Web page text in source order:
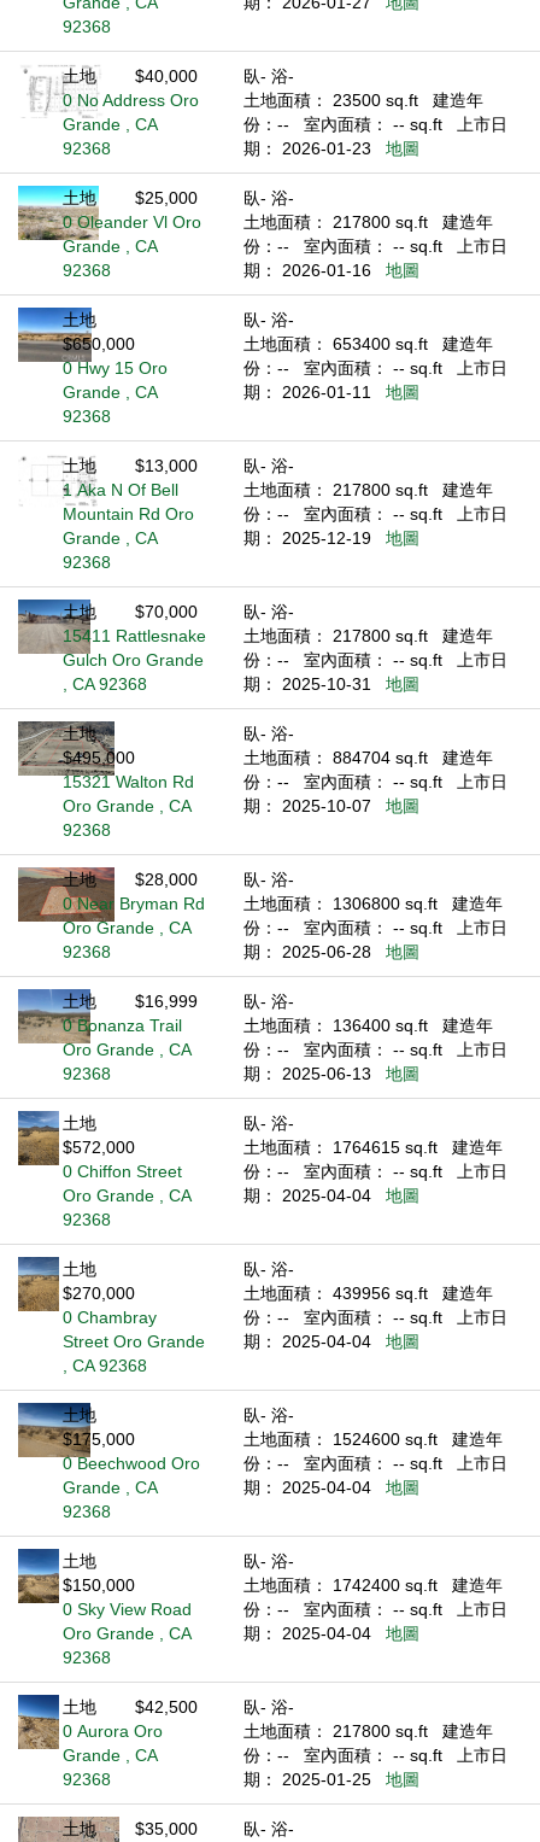
92368
土地
$40,000
0 No Address Oro
Grande , CA
92368
臥- 浴-
土地面積： 23500 sq.ft
建造年
份：--
室內面積： -- sq.ft
上市日
期： 2026-01-23
地圖
土地
$25,000
0 Oleander Vl Oro
Grande , CA
92368
臥- 浴-
土地面積： 217800 sq.ft
建造年
份：--
室內面積： -- sq.ft
上市日
期： 2026-01-16
地圖
土地
$650,000
0 Hwy 15 Oro
Grande , CA
92368
臥- 浴-
土地面積： 653400 sq.ft
建造年
份：--
室內面積： -- sq.ft
上市日
期： 2026-01-11
地圖
土地
$13,000
1 Aka N Of Bell
Mountain Rd Oro
Grande , CA
92368
臥- 浴-
土地面積： 217800 sq.ft
建造年
份：--
室內面積： -- sq.ft
上市日
期： 2025-12-19
地圖
土地
$70,000
15411 Rattlesnake
Gulch Oro Grande
, CA 92368
臥- 浴-
土地面積： 217800 sq.ft
建造年
份：--
室內面積： -- sq.ft
上市日
期： 2025-10-31
地圖
土地
$495,000
15321 Walton Rd
Oro Grande , CA
92368
臥- 浴-
土地面積： 884704 sq.ft
建造年
份：--
室內面積： -- sq.ft
上市日
期： 2025-10-07
地圖
土地
$28,000
0 Near Bryman Rd
Oro Grande , CA
92368
臥- 浴-
土地面積： 1306800 sq.ft
建造年
份：--
室內面積： -- sq.ft
上市日
期： 2025-06-28
地圖
土地
$16,999
0 Bonanza Trail
Oro Grande , CA
92368
臥- 浴-
土地面積： 136400 sq.ft
建造年
份：--
室內面積： -- sq.ft
上市日
期： 2025-06-13
地圖
土地
$572,000
0 Chiffon Street
Oro Grande , CA
92368
臥- 浴-
土地面積： 1764615 sq.ft
建造年
份：--
室內面積： -- sq.ft
上市日
期： 2025-04-04
地圖
土地
$270,000
0 Chambray
Street Oro Grande
, CA 92368
臥- 浴-
土地面積： 439956 sq.ft
建造年
份：--
室內面積： -- sq.ft
上市日
期： 2025-04-04
地圖
土地
$175,000
0 Beechwood Oro
Grande , CA
92368
臥- 浴-
土地面積： 1524600 sq.ft
建造年
份：--
室內面積： -- sq.ft
上市日
期： 2025-04-04
地圖
土地
$150,000
0 Sky View Road
Oro Grande , CA
92368
臥- 浴-
土地面積： 1742400 sq.ft
建造年
份：--
室內面積： -- sq.ft
上市日
期： 2025-04-04
地圖
土地
$42,500
0 Aurora Oro
Grande , CA
92368
臥- 浴-
土地面積： 217800 sq.ft
建造年
份：--
室內面積： -- sq.ft
上市日
期： 2025-01-25
地圖
土地
$35,000
臥- 浴-